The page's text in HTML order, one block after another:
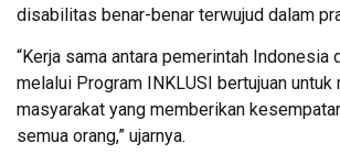
disabilitas benar-benar terwujud dalam
“Kerja sama antara pemerintah Indonesia
melalui Program INKLUSI bertujuan untuk
masyarakat yang memberikan
semua orang,” ujarnya.